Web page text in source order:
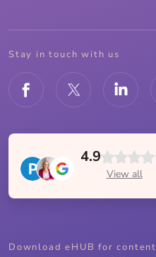
Stay in touch with us
4.9
View all
Download eHUB for content